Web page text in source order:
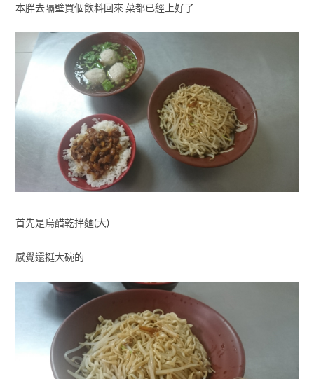
本胖去隔壁買個飲料回來 菜都已經上好了
首先是烏醋乾拌麵(大)
感覺還挺大碗的